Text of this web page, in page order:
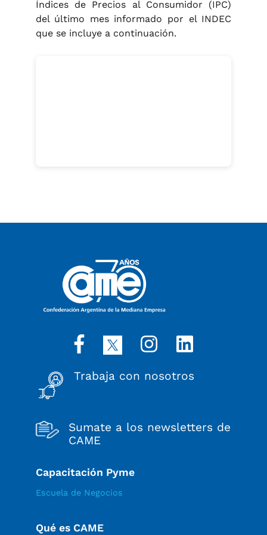
Índices de Precios al Consumidor (IPC)
del último mes informado por el INDEC
que se incluye a continuación.
Trabaja con nosotros
Sumate a los newsletters de
CAME
Capacitación Pyme
Escuela de Negocios
Qué es CAME